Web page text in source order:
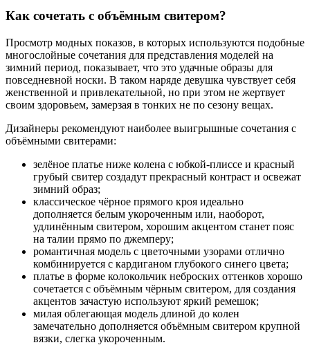
Как сочетать с объёмным свитером?
Просмотр модных показов, в которых используются подобные
многослойные сочетания для представления моделей на
зимний период, показывает, что это удачные образы для
повседневной носки. В таком наряде девушка чувствует себя
женственной и привлекательной, но при этом не жертвует
своим здоровьем, замерзая в тонких не по сезону вещах.
Дизайнеры рекомендуют наиболее выигрышные сочетания с
объёмными свитерами:
зелёное платье ниже колена с юбкой-плиссе и красный
грубый свитер создадут прекрасный контраст и освежат
зимний образ;
классическое чёрное прямого кроя идеально
дополняется белым укороченным или, наоборот,
удлинённым свитером, хорошим акцентом станет пояс
на талии прямо по джемперу;
романтичная модель с цветочными узорами отлично
комбинируется с кардиганом глубокого синего цвета;
платье в форме колокольчик неброских оттенков хорошо
сочетается с объёмным чёрным свитером, для создания
акцентов зачастую используют яркий ремешок;
милая облегающая модель длиной до колен
замечательно дополняется объёмным свитером крупной
вязки, слегка укороченным.